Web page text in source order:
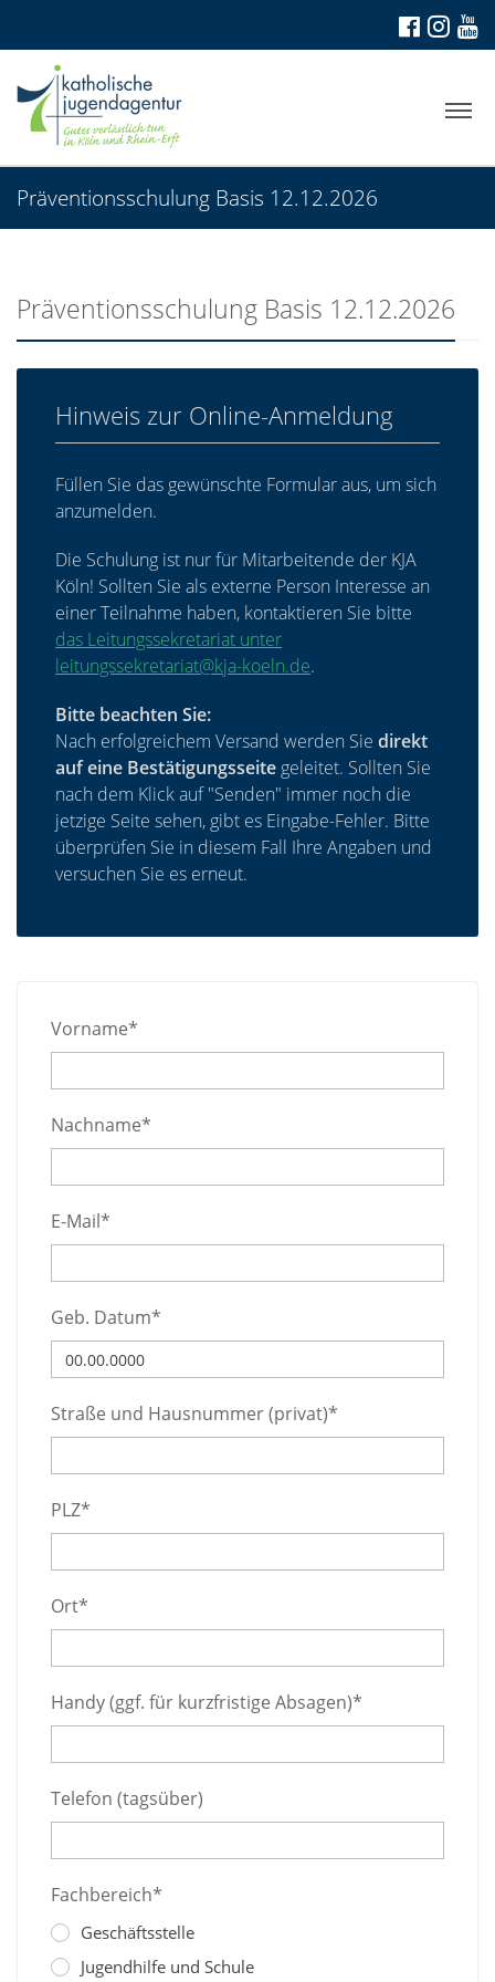
Präventionsschulung Basis 12.12.2026
Präventionsschulung Basis 12.12.2026
Hinweis zur Online-Anmeldung
Füllen Sie das gewünschte Formular aus, um sich
anzumelden.
Die Schulung ist nur für Mitarbeitende der KJA
Köln! Sollten Sie als externe Person Interesse an
einer Teilnahme haben, kontaktieren Sie bitte
das Leitungssekretariat unter
leitungssekretariat@kja-koeln.de.
Bitte beachten Sie:
Nach erfolgreichem Versand werden Sie direkt
auf eine Bestätigungsseite geleitet. Sollten Sie
nach dem Klick auf "Senden" immer noch die
jetzige Seite sehen, gibt es Eingabe-Fehler. Bitte
überprüfen Sie in diesem Fall Ihre Angaben und
versuchen Sie es erneut.
Vorname*
Nachname*
E-Mail*
Geb. Datum*
Straße und Hausnummer (privat)*
PLZ*
Ort*
Handy (ggf. für kurzfristige Absagen)*
Telefon (tagsüber)
Fachbereich*
Geschäftsstelle
Jugendhilfe und Schule